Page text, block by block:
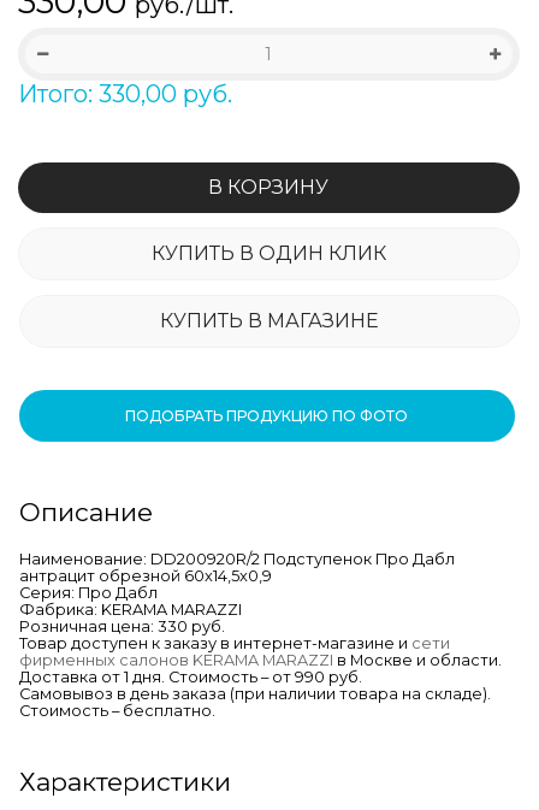
Итого: 330,00 руб.
В КОРЗИНУ
КУПИТЬ В ОДИН КЛИК
КУПИТЬ В МАГАЗИНЕ
ПОДОБРАТЬ ПРОДУКЦИЮ ПО ФОТО
Описание
Наименование: DD200920R/2 Подступенок Про Дабл
антрацит обрезной 60x14,5x0,9
Серия: Про Дабл
Фабрика: KERAMA MARAZZI
Розничная цена: 330 руб.
Товар доступен к заказу в интернет-магазине и сети
фирменных салонов KERAMA MARAZZI в Москве и области.
Доставка от 1 дня. Стоимость – от 990 руб.
Самовывоз в день заказа (при наличии товара на складе).
Стоимость – бесплатно.
Характеристики